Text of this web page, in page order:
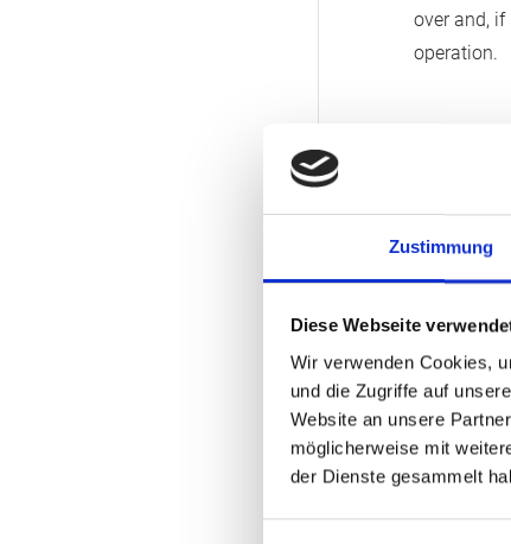
Zustimmung
Diese Webseite
Wir verwenden Cookies,
und die Zugriffe auf
Website an unsere
möglicherweise mit
der Dienste gesammelt
over and,
operation.